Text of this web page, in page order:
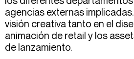
agencias externas
visión creativa tanto en el
animación de retail y los
de lanzamiento.